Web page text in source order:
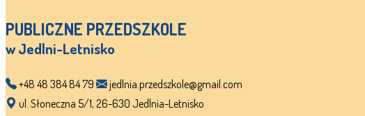
PUBLICZNE PRZEDSZKOLE
w Jedlni-Letnisko
+48 48 384 84 79
jedlnia.przedszkole@gmail.com
ul. Słoneczna 5/1, 26-630 Jedlnia-Letnisko